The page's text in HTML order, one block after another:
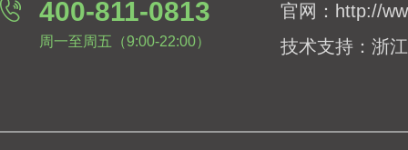
400-811-0813
周一至周五（9:00-22:00）
官网： http://
技术支持： 浙